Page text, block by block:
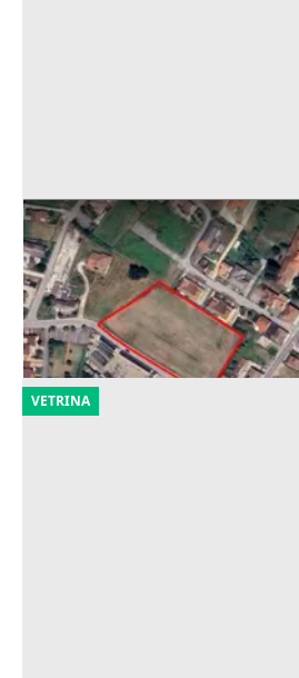
Asta Terreno edificabile
Piacenza d'Adige (Padova)
Offerta minima
16.712 €
08/10/2026
VETRINA